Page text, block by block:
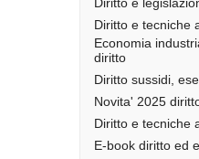
Diritto e tecniche
Economia
diritto
Diritto sussidi,
Novita' 2025
Diritto e tecniche
E-book diritto ed